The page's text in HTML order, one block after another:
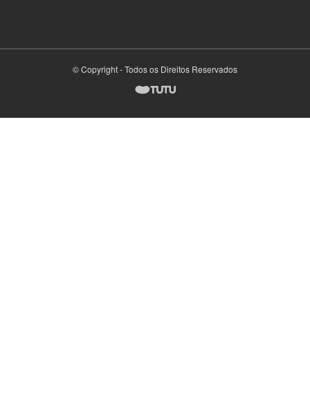
© Copyright - Todos os Direitos Reservados